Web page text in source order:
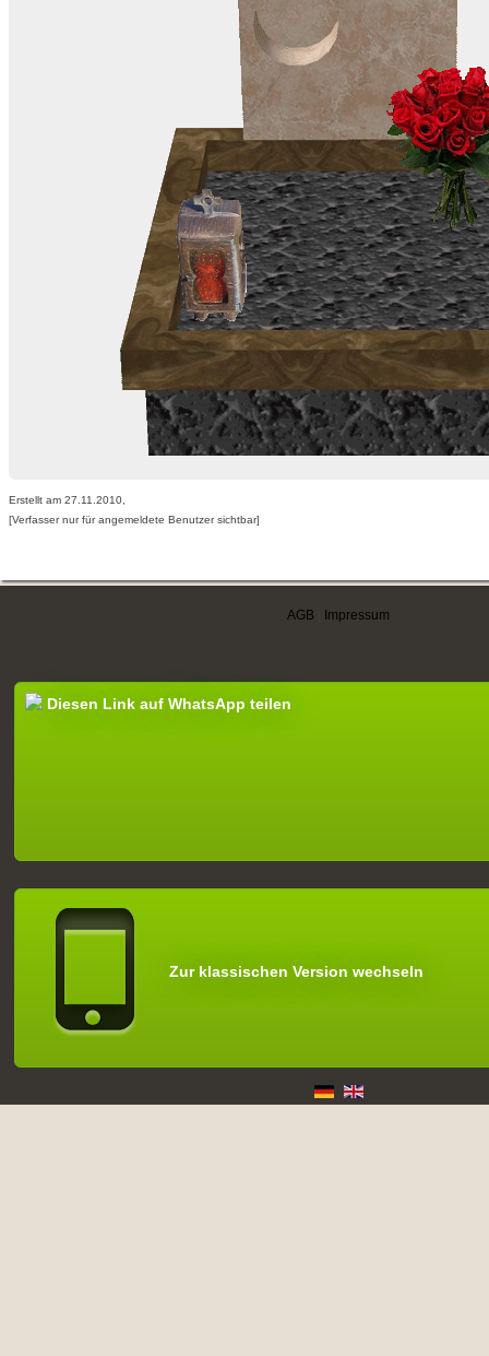
Erstellt am 27.11.2010,
[Verfasser nur für angemeldete Benutzer sichtbar]
AGB Impressum
Diesen Link auf WhatsApp teilen
Zur klassischen Version wechseln